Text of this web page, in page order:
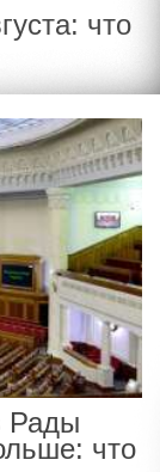
что
Рады
что